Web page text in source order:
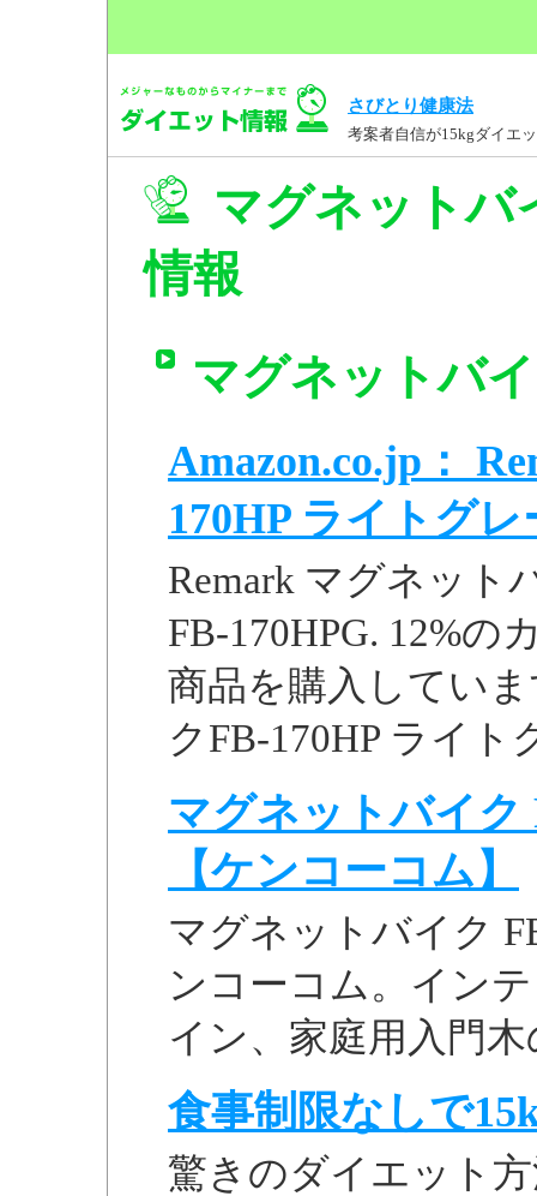
さびとり健康法
考案者自信が15kgダイエ
マグネットバ
情報
マグネットバ
Amazon.co.jp：
170HP ライトグレ
Remark マグネット
FB-170HPG. 12%の
商品を購入してい
クFB-170HP ライト
マグネットバイク
【ケンコーコム】
マグネットバイク
ンコーコム。イン
イン、家庭用入門
食事制限なしで
驚きのダイエット